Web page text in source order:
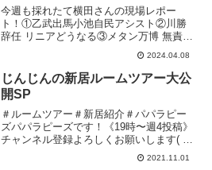
万博 無責任自見 20240408
今週も採れたて横田さんの現場レポー
ト！①乙武出馬小池自民アシスト②川勝
辞任 リニアどうなる③メタン万博 無責任
自見2024年4月8日 生配信横田一の現場
直撃200回記念 手ぬぐい発売サイトはこ
ちら！........................
2024.04.08
じんじんの新居ルームツアー大公
開SP
＃ルームツアー＃新居紹介＃パパラピー
ズパパラピーズです！《19時〜週4投稿》
チャンネル登録よろしくお願いします( ＾
∀＾)タナカガブランドGAB GAB じんじ
2021.11.01